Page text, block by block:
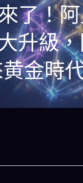
了！
升級
金時